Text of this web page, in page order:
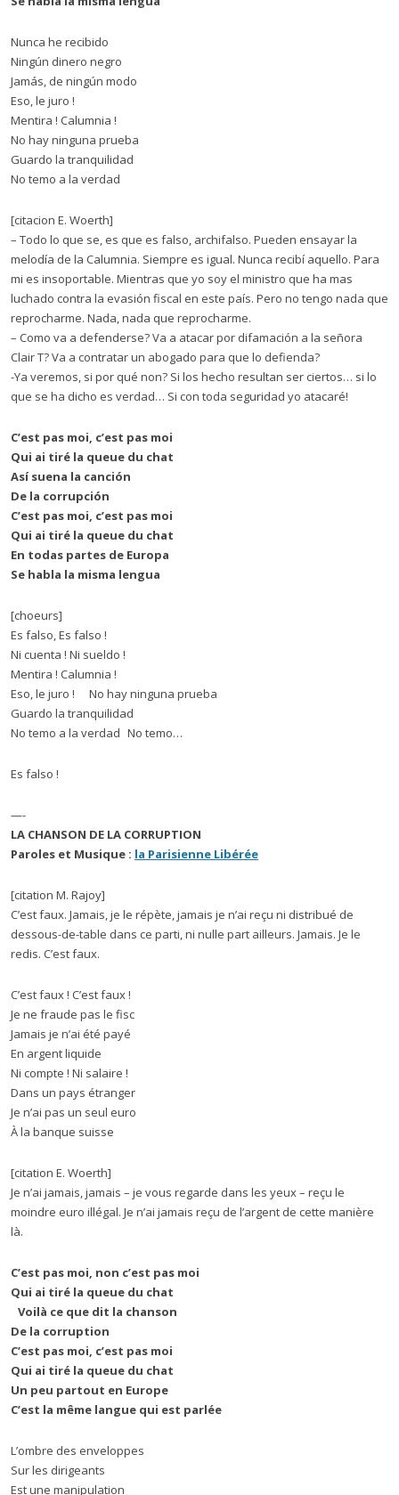
Nunca he recibido
Ningún dinero negro
Jamás, de ningún modo
Eso, le juro !
Mentira ! Calumnia !
No hay ninguna prueba
Guardo la tranquilidad
No temo a la verdad
[citacion E. Woerth]
– Todo lo que se, es que es falso, archifalso. Pueden ensayar la
melodía de la Calumnia. Siempre es igual. Nunca recibí aquello. Para
mi es insoportable. Mientras que yo soy el ministro que ha mas
luchado contra la evasión fiscal en este país. Pero no tengo nada que
reprocharme. Nada, nada que reprocharme.
– Como va a defenderse? Va a atacar por difamación a la señora
Clair T? Va a contratar un abogado para que lo defienda?
-Ya veremos, si por qué non? Si los hecho resultan ser ciertos… si lo
que se ha dicho es verdad… Si con toda seguridad yo atacaré!
C’est pas moi, c’est pas moi
Qui ai tiré la queue du chat
Así suena la canción
De la corrupción
C’est pas moi, c’est pas moi
Qui ai tiré la queue du chat
En todas partes de Europa
Se habla la misma lengua
[choeurs]
Es falso, Es falso !
Ni cuenta ! Ni sueldo !
Mentira ! Calumnia !
Eso, le juro ! No hay ninguna prueba
Guardo la tranquilidad
No temo a la verdad No temo…
Es falso !
—-
LA CHANSON DE LA CORRUPTION
Paroles et Musique : la Parisienne Libérée
[citation M. Rajoy]
C’est faux. Jamais, je le répète, jamais je n’ai reçu ni distribué de
dessous-de-table dans ce parti, ni nulle part ailleurs. Jamais. Je le
redis. C’est faux.
C’est faux ! C’est faux !
Je ne fraude pas le fisc
Jamais je n’ai été payé
En argent liquide
Ni compte ! Ni salaire !
Dans un pays étranger
Je n’ai pas un seul euro
À la banque suisse
[citation E. Woerth]
Je n’ai jamais, jamais – je vous regarde dans les yeux – reçu le
moindre euro illégal. Je n’ai jamais reçu de l’argent de cette manière
là.
C’est pas moi, non c’est pas moi
Qui ai tiré la queue du chat
Voilà ce que dit la chanson
De la corruption
C’est pas moi, c’est pas moi
Qui ai tiré la queue du chat
Un peu partout en Europe
C’est la même langue qui est parlée
L’ombre des enveloppes
Sur les dirigeants
Est une manipulation